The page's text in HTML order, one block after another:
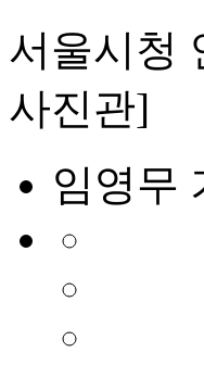
서울시청
사진관]
임영무